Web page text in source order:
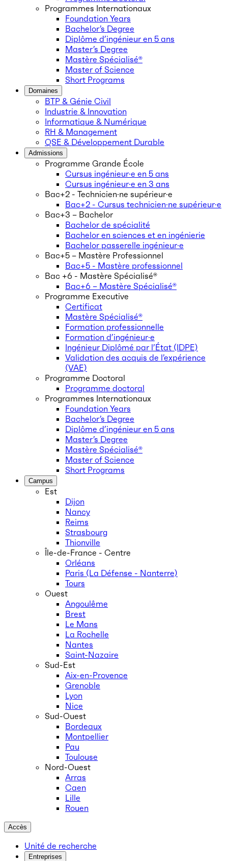
Programmes Internationaux
Foundation Years
Bachelor’s Degree
Diplôme d’ingénieur en 5 ans
Master’s Degree
Mastère Spécialisé®
Master of Science
Short Programs
Domaines
BTP & Génie Civil
Industrie & Innovation
Informatique & Numérique
RH & Management
QSE & Développement Durable
Admissions
Programme Grande École
Cursus ingénieur·e en 5 ans
Cursus ingénieur·e en 3 ans
Bac+2 - Technicien·ne supérieur·e
Bac+2 - Cursus technicien·ne supérieur·e
Bac+3 – Bachelor
Bachelor de spécialité
Bachelor en sciences et en ingénierie
Bachelor passerelle ingénieur·e
Bac+5 – Mastère Professionnel
Bac+5 - Mastère professionnel
Bac +6 - Mastère Spécialisé®
Bac+6 – Mastère Spécialisé®
Programme Executive
Certificat
Mastère Spécialisé®
Formation professionnelle
Formation d’ingénieur·e
Ingénieur Diplômé par l’État (IDPE)
Validation des acquis de l’expérience
(VAE)
Programme Doctoral
Programme doctoral
Programmes Internationaux
Foundation Years
Bachelor’s Degree
Diplôme d’ingénieur en 5 ans
Master’s Degree
Mastère Spécialisé®
Master of Science
Short Programs
Campus
Est
Dijon
Nancy
Reims
Strasbourg
Thionville
Île-de-France - Centre
Orléans
Paris (La Défense - Nanterre)
Tours
Ouest
Angoulême
Brest
Le Mans
La Rochelle
Nantes
Saint-Nazaire
Sud-Est
Aix-en-Provence
Grenoble
Lyon
Nice
Sud-Ouest
Bordeaux
Montpellier
Pau
Toulouse
Nord-Ouest
Arras
Caen
Lille
Rouen
Accès
Unité de recherche
Entreprises